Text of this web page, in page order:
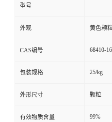
型号
外观 黄色颗
CAS编号 68410-
包装规格 25/kg
外形尺寸 颗粒
有效物质含量 99%